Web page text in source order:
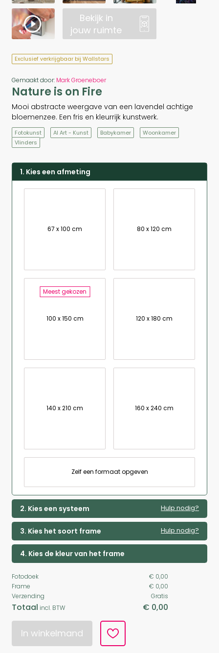
Bekijk in
jouw ruimte
Exclusief verkrijgbaar bij Wallstars
Gemaakt door: Mark Groeneboer
Nature is on Fire
Mooi abstracte weergave van een lavendel achtige
bloemenzee. Een fris en kleurrijk kunstwerk.
Fotokunst AI Art - Kunst Babykamer
Woonkamer
Vlinders
1. Kies een afmeting
67 x 100 cm 80 x 120 cm
Meest gekozen
100 x 150 cm 120 x 180 cm
140 x 210 cm 160 x 240 cm
Zelf een formaat opgeven
2. Kies een systeem Hulp nodig?
3. Kies het soort frame Hulp nodig?
4. Kies de kleur van het frame
Fotodoek
€ 0,00
Frame
€ 0,00
Verzending
Gratis
Totaal incl. BTW € 0,00
In winkelmand